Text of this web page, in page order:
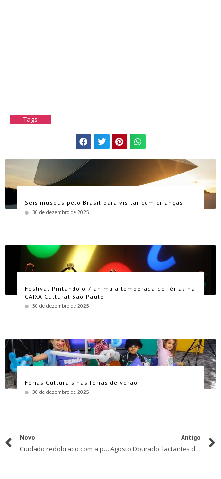
Tags
Seis museus pelo Brasil para visitar com crianças
30 de dezembro de 2025
Festival Pintando o 7 anima a temporada de férias na
CAIXA Cultural São Paulo
30 de dezembro de 2025
Férias Culturais nas férias de verão
30 de dezembro de 2025
Novo
Cuidado redobrado com a pele durante as estações mais frias do ano
Antigo
Agosto Dourado: lactantes devem manter alimentação balanceada e hidratação